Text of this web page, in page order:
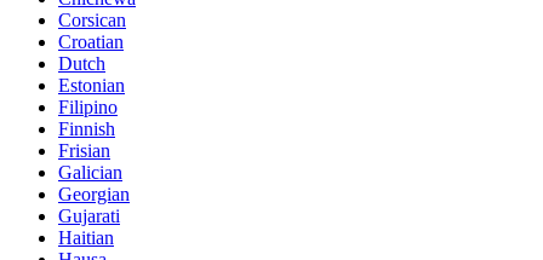
Corsican
Croatian
Dutch
Estonian
Filipino
Finnish
Frisian
Galician
Georgian
Gujarati
Haitian